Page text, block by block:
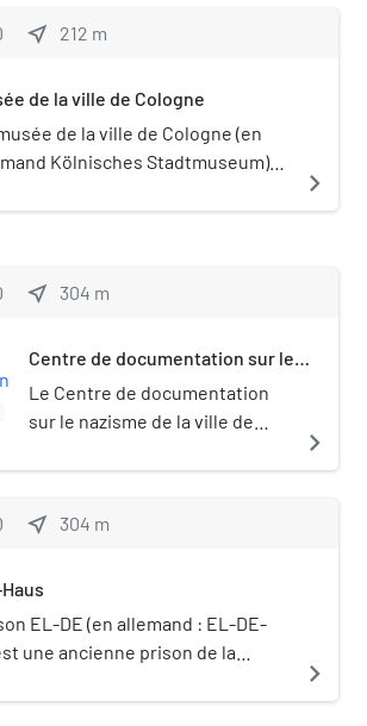
diocésain de l'archevêché de
near_me 212 m
de la ville de Cologne
de la ville de Cologne (en
Kölnisches Stadtmuseum)
l'histoire de la ville et de ses
navigate_next
near_me 304 m
Centre de documentation sur le
Le Centre de documentation
sur le nazisme de la ville de
Dokumentationszentrum der
décembre 1979 sur décision du
et est devenu le plus grand
mémorial local dédié aux
victimes du national-
l’Allemagne. Depuis 1988, son
navigate_next
near_me 304 m
EL-DE (en allemand : EL-DE-
une ancienne prison de la
qui devint entre 1935 et 1945
navigate_next